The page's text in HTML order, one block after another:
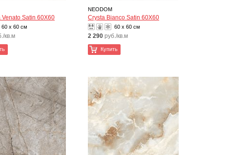
Venato Satin 60X60
60 x 60 см
кв.м
NEODOM
Crysta Bianco Satin 60X60
60 x 60 см
2 290 руб./кв.м
Купить